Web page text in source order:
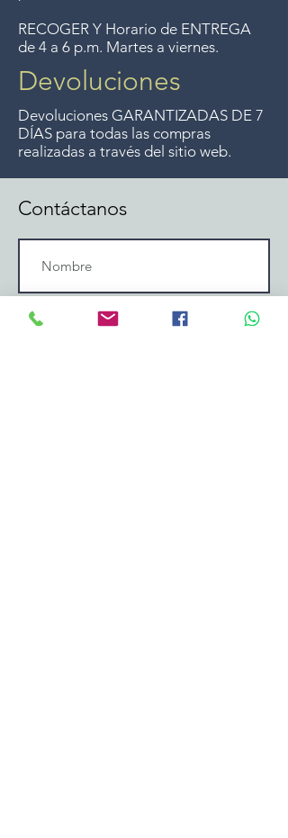
RECOGER Y Horario de ENTREGA
de 4 a 6 p.m. Martes a viernes.
Devoluciones
Devoluciones GARANTIZADAS DE 7
DÍAS para todas las compras
realizadas a través del sitio web.
Contáctanos